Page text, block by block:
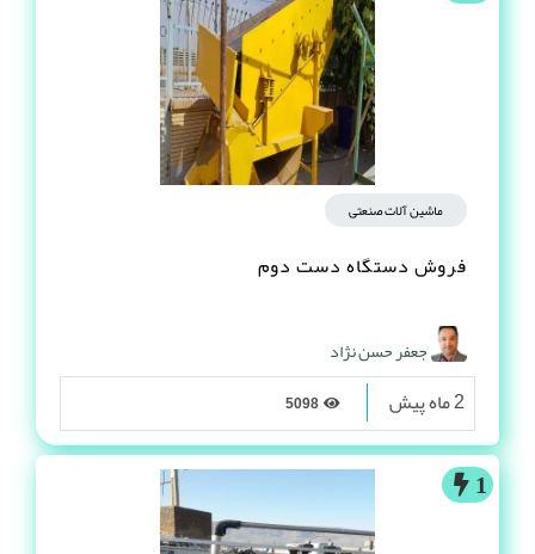
ماشین آلات صنعتی
فروش دستگاه دست دوم
جعفر حسن نژاد
2 ماه پیش
1